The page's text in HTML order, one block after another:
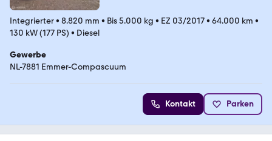
Integrierter• 8.820 mm • Bis 5.000 kg • EZ 03/2017• 64.000 km •
130 kW (177 PS) • Diesel
Gewerbe
NL-7881 Emmer-Compascuum
Kontakt Parken